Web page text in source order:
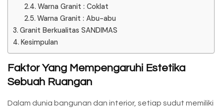
Warna Granit : Coklat
Warna Granit : Abu-abu
Granit Berkualitas SANDIMAS
Kesimpulan
Faktor Yang Mempengaruhi Estetika
Sebuah Ruangan
Dalam dunia bangunan dan interior, setiap sudut memiliki